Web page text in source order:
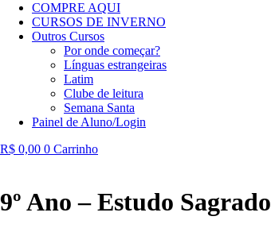
COMPRE AQUI
CURSOS DE INVERNO
Outros Cursos
Por onde começar?
Línguas estrangeiras
Latim
Clube de leitura
Semana Santa
Painel de Aluno/Login
R$ 0,00 0 Carrinho
9º Ano – Estudo Sagrado